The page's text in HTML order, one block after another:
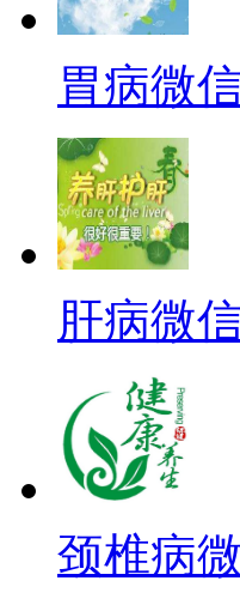
胃病微
肝病微
颈椎病